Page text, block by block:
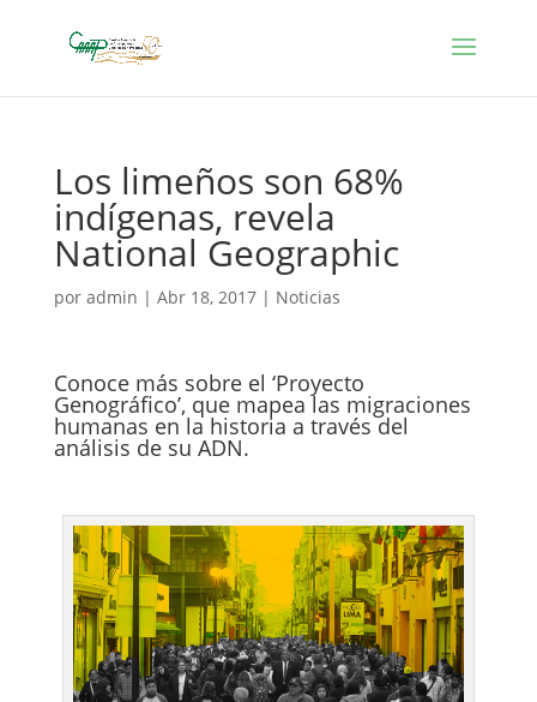
Los limeños son 68%
indígenas, revela
National Geographic
por admin | Abr 18, 2017| Noticias
Conoce más sobre el ‘Proyecto
Genográfico’, que mapea las migraciones
humanas en la historia a través del
análisis de su ADN.